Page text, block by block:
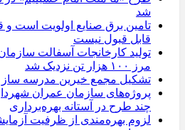
شد
تامین برق صنایع اولویت است
قابل قبول نیست
تولید کارخانجات آسفالت
مرز ۱۰۰ هزار تن نزدیک شد
تشکیل مجمع خیرین مدرسه ‌ساز
پروژه‌های سازمان عمران
چند طرح در آستانه بهره‌برداری
لزوم بهره‌مندی از ظرفیت